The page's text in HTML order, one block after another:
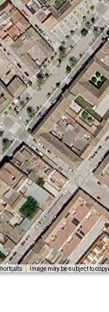
Image may be subject to